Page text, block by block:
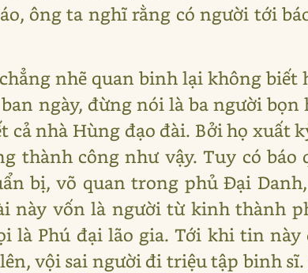
ông ta nghĩ rằng có người tới
nhẽ quan binh lại không biết
ngày, đừng nói là ba người bọn
nhà Hùng đạo đài. Bởi họ xuất
thành công như vậy. Tuy có báo
bị, võ quan trong phủ Đại
này vốn là người từ kinh thành
là Phú đại lão gia. Tới khi tin này
vội sai người đi triệu tập binh